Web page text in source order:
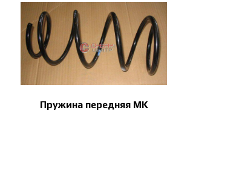
Пружина передняя MK